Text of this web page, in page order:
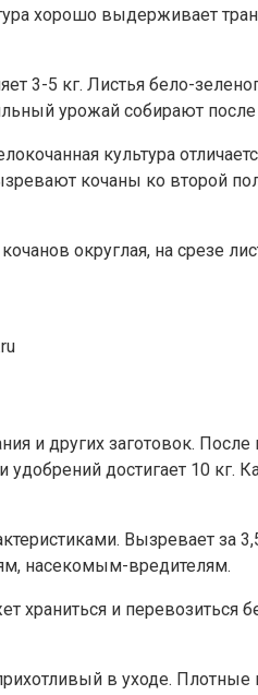
хорошо выдерживает
3-5 кг. Листья бело-
урожай собирают
культура
кочаны ко второй
округлая, на срезе
и других заготовок.
достигает 10 кг.
Вызревает за
насекомым-вредителям.
и перевозиться
в уходе. Плотные